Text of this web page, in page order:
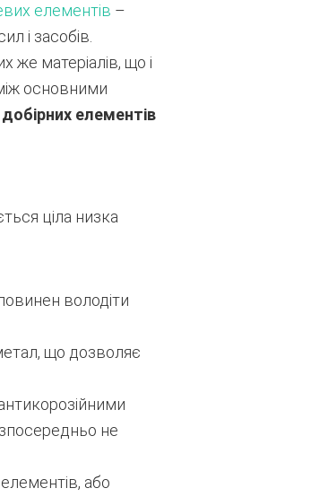
елементів –
і засобів.
же матеріалів, що і
основними
елементів
ціла низка
володіти
що дозволяє
не
або